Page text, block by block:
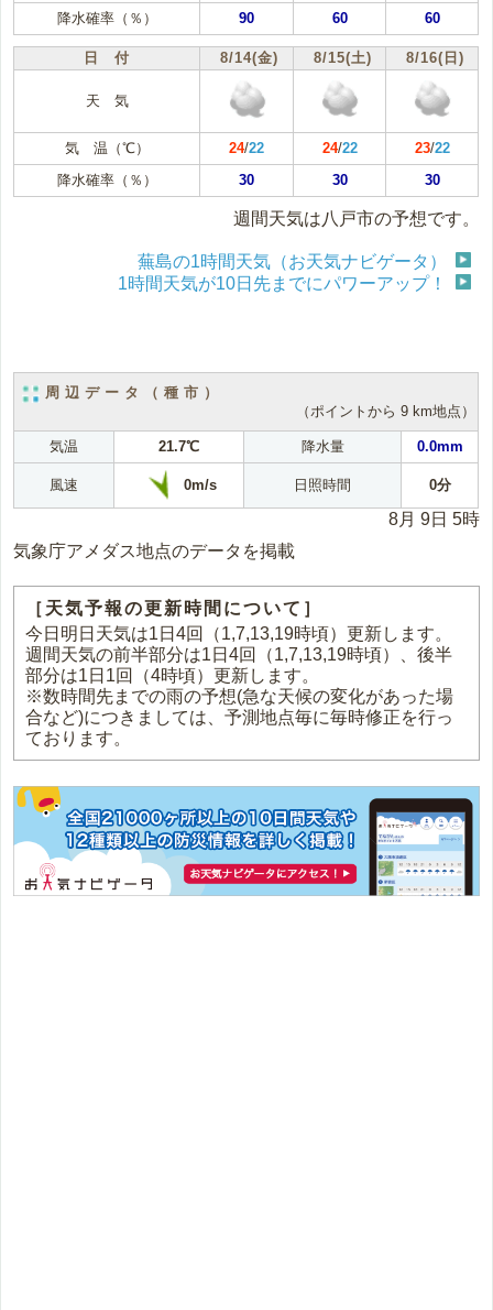
降水確率（％）
90 60 60
日 付 8/14(金) 8/15(土) 8/16(日)
天 気
気 温（℃） 24/22 24/22 23/22
降水確率（％）
30 30 30
週間天気は八戸市の予想です。
蕪島の1時間天気（お天気ナビゲータ）
1時間天気が10日先までにパワーアップ！
周辺データ（種市）
（ポイントから 9 km地点）
気温 21.7℃ 降水量 0.0mm
風速 0m/s 日照時間 0分
8月 9日 5時
気象庁アメダス地点のデータを掲載
［天気予報の更新時間について］
今日明日天気は1日4回（1,7,13,19時頃）更新します。
週間天気の前半部分は1日4回（1,7,13,19時頃）、後半
部分は1日1回（4時頃）更新します。
※数時間先までの雨の予想(急な天候の変化があった場
合など)につきましては、予測地点毎に毎時修正を行っ
ております。